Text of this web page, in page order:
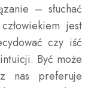
– słuchać
jest
czy iść
Być może
nas preferuje